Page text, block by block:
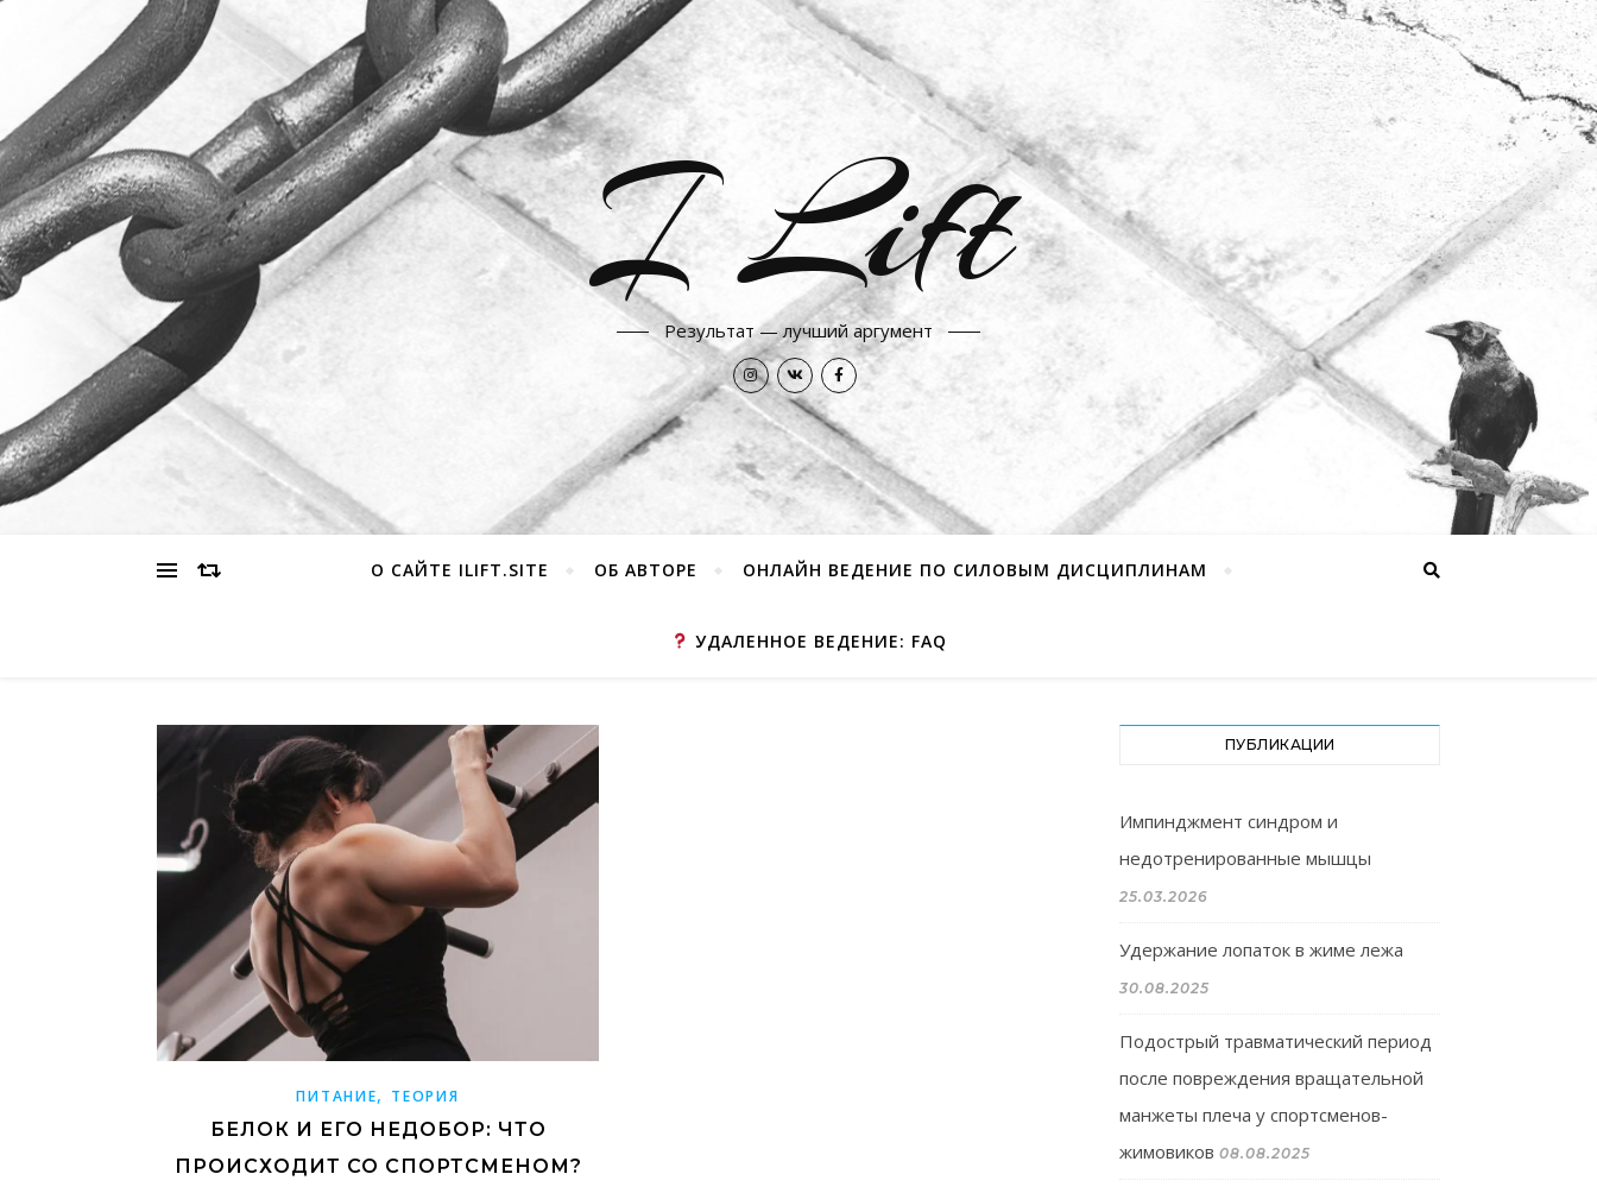
I Lift
Результат — лучший аргумент
О САЙТЕ ILIFT.SITE ОБ АВТОРЕ ОНЛАЙН ВЕДЕНИЕ ПО СИЛОВЫМ ДИСЦИПЛИНАМ
УДАЛЕННОЕ ВЕДЕНИЕ: FAQ
ПИТАНИЕ, ТЕОРИЯ
БЕЛОК И ЕГО НЕДОБОР: ЧТО
ПРОИСХОДИТ СО СПОРТСМЕНОМ?
ПУБЛИКАЦИИ
Импинджмент синдром и
недотренированные мышцы
25.03.2026
Удержание лопаток в жиме лежа
30.08.2025
Подострый травматический период
после повреждения вращательной
манжеты плеча у спортсменов-
жимовиков 08.08.2025